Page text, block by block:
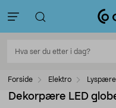
Forside Elektro
Dekorpære LED